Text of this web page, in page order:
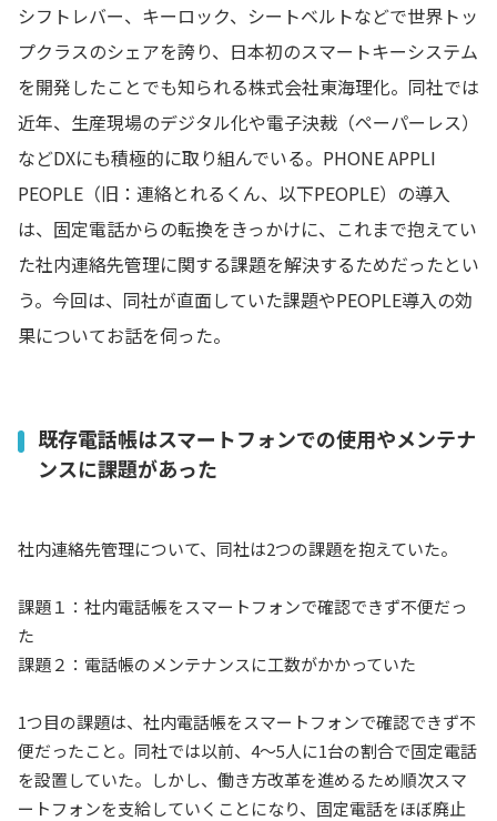
シフトレバー、キーロック、シートベルトなどで世界トッ
プクラスのシェアを誇り、日本初のスマートキーシステム
を開発したことでも知られる株式会社東海理化。同社では
近年、生産現場のデジタル化や電子決裁（ペーパーレス）
などDXにも積極的に取り組んでいる。PHONE APPLI
PEOPLE（旧：連絡とれるくん、以下PEOPLE）の導入
は、固定電話からの転換をきっかけに、これまで抱えてい
た社内連絡先管理に関する課題を解決するためだったとい
う。今回は、同社が直面していた課題やPEOPLE導入の効
果についてお話を伺った。
既存電話帳はスマートフォンでの使用やメンテナ
ンスに課題があった
社内連絡先管理について、同社は2つの課題を抱えていた。
課題１：社内電話帳をスマートフォンで確認できず不便だっ
た
課題２：電話帳のメンテナンスに工数がかかっていた
1つ目の課題は、社内電話帳をスマートフォンで確認できず不
便だったこと。同社では以前、4〜5人に1台の割合で固定電話
を設置していた。しかし、働き方改革を進めるため順次スマ
ートフォンを支給していくことになり、固定電話をほぼ廃止